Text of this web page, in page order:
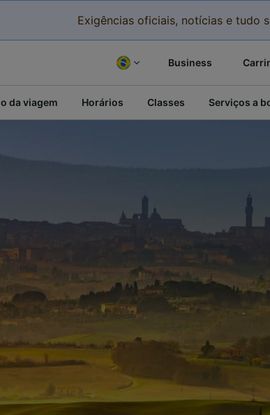
Exigências oficiais, notícias e tudo
Business
da viagem Horários Classes Serviços a